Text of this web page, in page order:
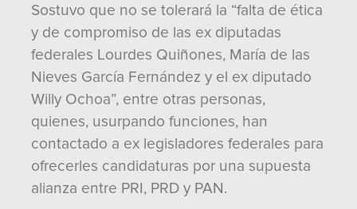
Sostuvo que no se tolerará la “falta de ética
y de compromiso de las ex diputadas
federales Lourdes Quiñones, María de las
Nieves García Fernández y el ex diputado
Willy Ochoa”, entre otras personas,
quienes, usurpando funciones, han
contactado a ex legisladores federales para
ofrecerles candidaturas por una supuesta
alianza entre PRI, PRD y PAN.